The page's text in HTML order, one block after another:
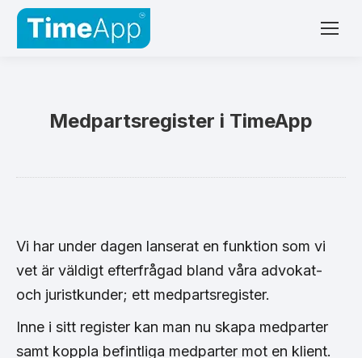
Medpartsregister i TimeApp
Vi har under dagen lanserat en funktion som vi
vet är väldigt efterfrågad bland våra advokat-
och juristkunder; ett medpartsregister.
Inne i sitt register kan man nu skapa medparter
samt koppla befintliga medparter mot en klient.